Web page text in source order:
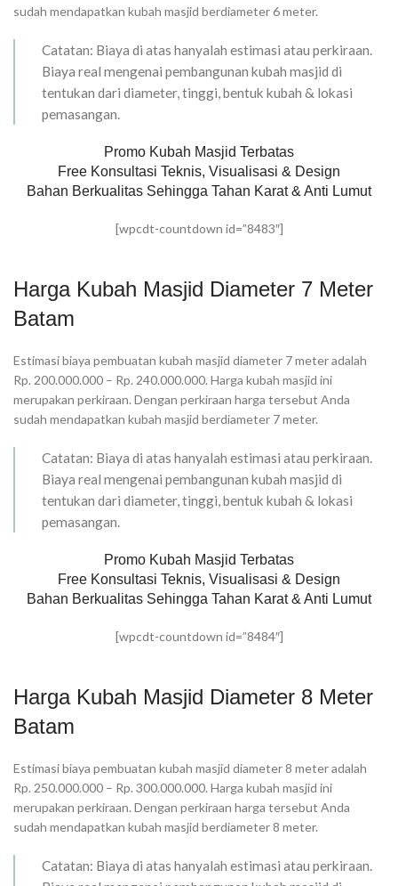
sudah mendapatkan kubah masjid berdiameter 6 meter.
Catatan: Biaya di atas hanyalah estimasi atau perkiraan.
Biaya real mengenai pembangunan kubah masjid di
tentukan dari diameter, tinggi, bentuk kubah & lokasi
pemasangan.
Promo Kubah Masjid Terbatas
Free Konsultasi Teknis, Visualisasi & Design
Bahan Berkualitas Sehingga Tahan Karat & Anti Lumut
[wpcdt-countdown id=”8483″]
Harga Kubah Masjid Diameter 7 Meter
Batam
Estimasi biaya pembuatan kubah masjid diameter 7 meter adalah
Rp. 200.000.000 – Rp. 240.000.000. Harga kubah masjid ini
merupakan perkiraan. Dengan perkiraan harga tersebut Anda
sudah mendapatkan kubah masjid berdiameter 7 meter.
Catatan: Biaya di atas hanyalah estimasi atau perkiraan.
Biaya real mengenai pembangunan kubah masjid di
tentukan dari diameter, tinggi, bentuk kubah & lokasi
pemasangan.
Promo Kubah Masjid Terbatas
Free Konsultasi Teknis, Visualisasi & Design
Bahan Berkualitas Sehingga Tahan Karat & Anti Lumut
[wpcdt-countdown id=”8484″]
Harga Kubah Masjid Diameter 8 Meter
Batam
Estimasi biaya pembuatan kubah masjid diameter 8 meter adalah
Rp. 250.000.000 – Rp. 300.000.000. Harga kubah masjid ini
merupakan perkiraan. Dengan perkiraan harga tersebut Anda
sudah mendapatkan kubah masjid berdiameter 8 meter.
Catatan: Biaya di atas hanyalah estimasi atau perkiraan.